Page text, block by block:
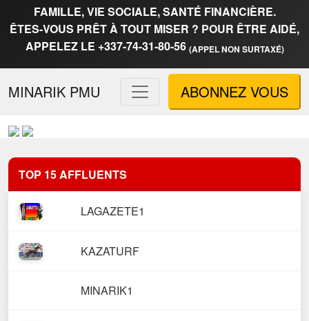
FAMILLE, VIE SOCIALE, SANTÉ FINANCIÈRE.
ÊTES-VOUS PRÊT À TOUT MISER ? POUR ÊTRE AIDÉ,
APPELEZ LE +337-74-31-80-56 (APPEL NON SURTAXÉ)
MINARIK PMU ABONNEZ VOUS
TOP 15 AFFLUENTS
LAGAZETE1
KAZATURF
MINARIK1